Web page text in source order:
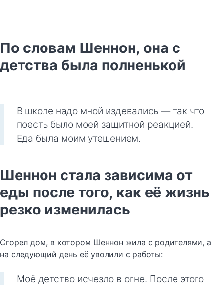
По словам Шеннон, она с
детства была полненькой
В школе надо мной издевались — так что
поесть было моей защитной реакцией.
Еда была моим утешением.
Шеннон стала зависима от
еды после того, как её жизнь
резко изменилась
Сгорел дом, в котором Шеннон жила с родителями, а
на следующий день её уволили с работы:
Моё детство исчезло в огне. После этого